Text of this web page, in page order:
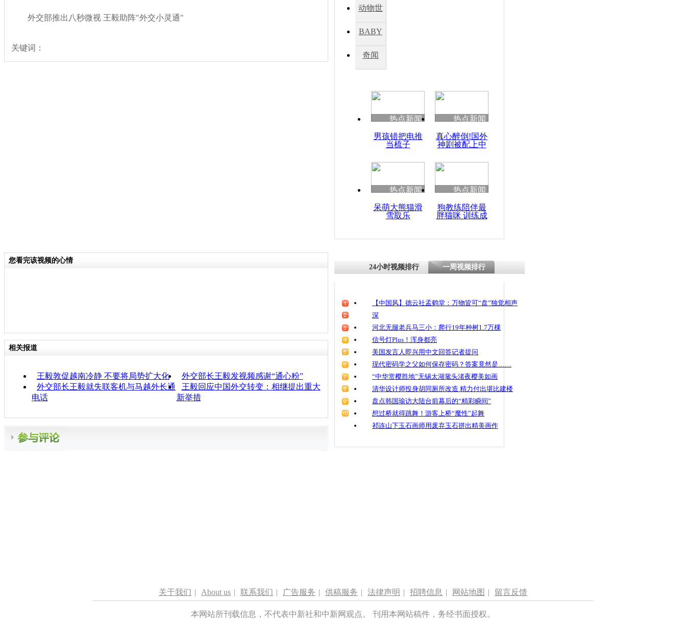
外交部推出八秒微视 王毅助阵"外交小灵通"
关键词：
动物世
BABY
秀
奇闻
热点新闻
男孩错把电推
当梳子
热点新闻
真心醉倒!国外
神剧被配上中
热点新闻
呆萌大熊猫滑
雪取乐
热点新闻
狗教练陪伴最
胖猫咪 训练成
您看完该视频的心情
相关报道
王毅敦促越南冷静 不要将局势扩大化
外交部长王毅发视频感谢“通心粉”
外交部长王毅就失联客机与马越外长通
电话
王毅回应中国外交转变：相继提出重大
新举措
24小时视频排行 一周视频排行
【中国风】德云社孟鹤堂：万物皆可“盘”独觉相声
深
河北无腿老兵马三小：爬行19年种树1.7万棵
信号灯Plus！浑身都亮
美国发言人即兴用中文回答记者提问
现代密码学之父如何保存密码？答案竟然是……
“中华赏樱胜地”无锡太湖鼋头渚夜樱美如画
清华设计师投身胡同厕所改造 精力付出堪比建楼
盘点韩国瑜访大陆台前幕后的“精彩瞬间”
想过桥就得跳舞！游客上桥“魔性”起舞
祁连山下玉石画师用废弃玉石拼出精美画作
关于我们 | About us | 联系我们 | 广告服务 | 供稿服务 | 法律声明 | 招聘信息 | 网站地图 | 留言反馈
本网站所刊载信息，不代表中新社和中新网观点。 刊用本网站稿件，务经书面授权。